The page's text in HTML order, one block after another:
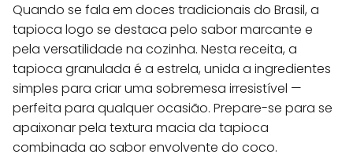
Quando se fala em doces tradicionais do Brasil, a
tapioca logo se destaca pelo sabor marcante e
pela versatilidade na cozinha. Nesta receita, a
tapioca granulada é a estrela, unida a ingredientes
simples para criar uma sobremesa irresistível —
perfeita para qualquer ocasião. Prepare-se para se
apaixonar pela textura macia da tapioca
combinada ao sabor envolvente do coco.